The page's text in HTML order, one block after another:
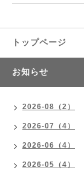
トップページ
お知らせ
2026-08（2）
2026-07（4）
2026-06（4）
2026-05（4）